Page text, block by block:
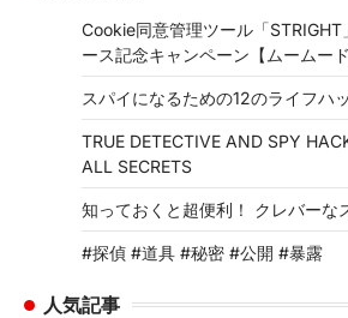
Cookie同意管理ツール「STRIGHT
ース記念キャンペーン【ムームード
スパイになるための12のライフハ
TRUE DETECTIVE AND SPY
ALL SECRETS
知っておくと超便利！ クレバーな
#探偵 #道具 #秘密 #公開 #暴露
人気記事